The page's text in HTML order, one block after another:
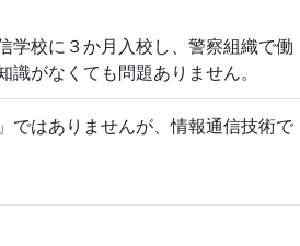
学校に３か月入校し、警察組織で働
がなくても問題ありません。
ではありませんが、情報通信技術で